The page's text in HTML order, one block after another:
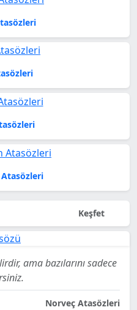
Keşfet
ama bazılarını sadece
Norveç Atasözleri